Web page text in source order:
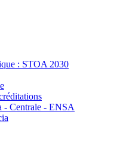
: STOA 2030
- Centrale - ENSA